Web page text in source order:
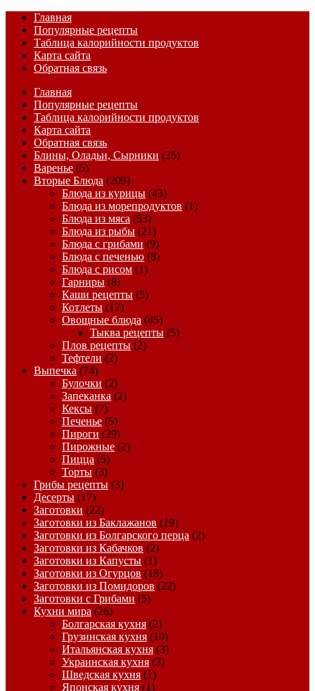
Главная
Популярные рецепты
Таблица калорийности продуктов
Карта сайта
Обратная связь
Главная
Популярные рецепты
Таблица калорийности продуктов
Карта сайта
Обратная связь
Блины, Оладьи, Сырники (25)
Варенье (5)
Вторые Блюда (209)
Блюда из курицы (43)
Блюда из морепродуктов (1)
Блюда из мяса (53)
Блюда из рыбы (21)
Блюда с грибами (9)
Блюда с печенью (8)
Блюда с рисом (1)
Гарниры (8)
Каши рецепты (5)
Котлеты (17)
Овощные блюда (45)
Тыква рецепты (5)
Плов рецепты (2)
Тефтели (2)
Выпечка (74)
Булочки (2)
Запеканка (2)
Кексы (7)
Печенье (5)
Пироги (29)
Пирожные (2)
Пицца (5)
Торты (3)
Грибы рецепты (3)
Десерты (17)
Заготовки (22)
Заготовки из Баклажанов (19)
Заготовки из Болгарского перца (2)
Заготовки из Кабачков (2)
Заготовки из Капусты (1)
Заготовки из Огурцов (18)
Заготовки из Помидоров (22)
Заготовки с Грибами (5)
Кухни мира (26)
Болгарская кухня (2)
Грузинская кухня (10)
Итальянская кухня (3)
Украинская кухня (3)
Шведская кухня (1)
Японская кухня (1)